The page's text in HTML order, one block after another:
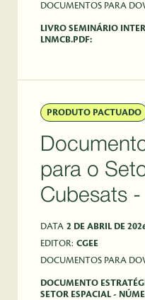
DOCUMENTOS PARA
LIVRO SEMINÁRIO
LNMCB.PDF:
PRODUTO PACTUADO
para o
Cubesats
DATA 2 DE ABRIL DE
EDITOR: CGEE
DOCUMENTOS PARA
DOCUMENTO
SETOR ESPACIAL -